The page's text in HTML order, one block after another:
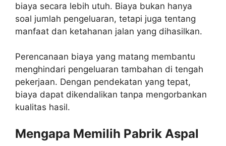
biaya secara lebih utuh. Biaya bukan hanya
soal jumlah pengeluaran, tetapi juga tentang
manfaat dan ketahanan jalan yang dihasilkan.
Perencanaan biaya yang matang membantu
menghindari pengeluaran tambahan di tengah
pekerjaan. Dengan pendekatan yang tepat,
biaya dapat dikendalikan tanpa mengorbankan
kualitas hasil.
Mengapa Memilih Pabrik Aspal